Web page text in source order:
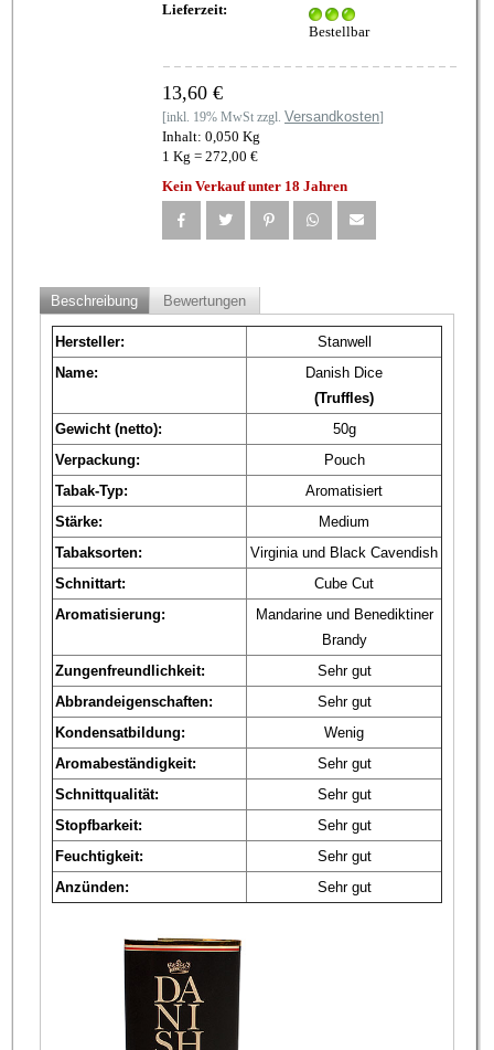
Lieferzeit:
Bestellbar
13,60 €
[inkl. 19% MwSt zzgl. Versandkosten]
Inhalt: 0,050 Kg
1 Kg = 272,00 €
Kein Verkauf unter 18 Jahren
Beschreibung Bewertungen
Hersteller:
Stanwell
Name:
Danish Dice
(Truffles)
Gewicht (netto):
50g
Verpackung:
Pouch
Tabak-Typ:
Aromatisiert
Stärke:
Medium
Tabaksorten:
Virginia und Black Cavendish
Schnittart:
Cube Cut
Aromatisierung:
Mandarine und Benediktiner
Brandy
Zungenfreundlichkeit:
Sehr gut
Abbrandeigenschaften:
Sehr gut
Kondensatbildung:
Wenig
Aromabeständigkeit:
Sehr gut
Schnittqualität:
Sehr gut
Stopfbarkeit:
Sehr gut
Feuchtigkeit:
Sehr gut
Anzünden:
Sehr gut